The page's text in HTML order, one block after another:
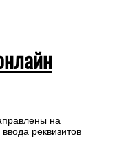
на
реквизитов